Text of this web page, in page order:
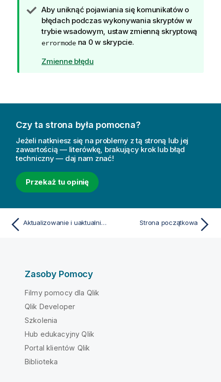
W
s
k
a
ó
Aby uniknąć pojawiania się komunikatów o
błędach podczas wykonywania skryptów w
trybie wsadowym, ustaw zmienną skryptową
errormodena 0 w skrypcie.
Zmienne błędu
Czy ta strona była pomocna?
Jeżeli natkniesz się na problemy z tą stroną lub jej
zawartością — literówkę, brakujący krok lub błąd
techniczny — daj nam znać!
Przekaż tu opinię
Aktualizowanie i uaktualnianie QlikView Desktop Strona początkowa
Zasoby Pomocy
Filmy pomocy dla Qlik
Qlik Developer
Szkolenia
Hub edukacyjny Qlik
Portal klientów Qlik
Biblioteka